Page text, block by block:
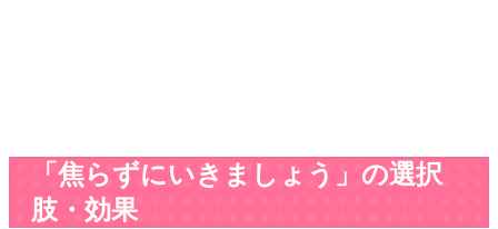
「焦らずにいきましょう」の選択
肢・効果